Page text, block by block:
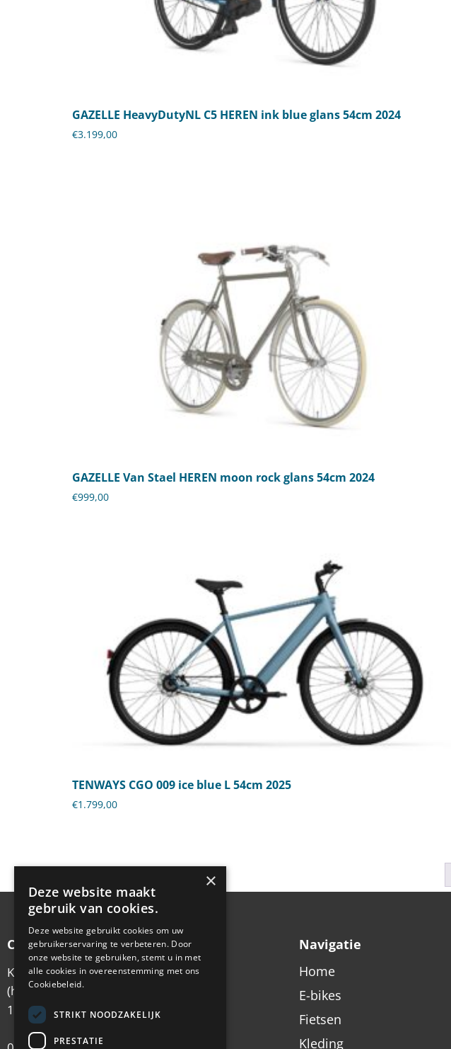
GAZELLE HeavyDutyNL C5 HEREN ink blue glans 54cm 2024
€3.199,00
GAZELLE Van Stael HEREN moon rock glans 54cm 2024
€999,00
TENWAYS CGO 009 ice blue L 54cm 2025
€1.799,00
Contactgegevens
Koningsstraat 6
(hoek Emmastraat)
1213 AX Hilversum
Navigatie
Home
E-bikes
Fietsen
Kleding
×
Deze website maakt
gebruik van cookies.
Deze website gebruikt cookies om uw
gebruikerservaring te verbeteren. Door
onze website te gebruiken, stemt u in met
alle cookies in overeenstemming met ons
Cookiebeleid.
STRIKT NOODZAKELIJK
PRESTATIE